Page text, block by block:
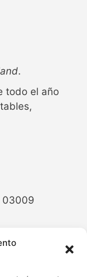
.
todo el año
03009